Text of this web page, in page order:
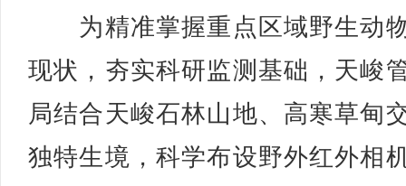
为精准掌握重点区域野生动
现状，夯实科研监测基础，天峻
局结合天峻石林山地、高寒草甸
独特生境，科学布设野外红外相